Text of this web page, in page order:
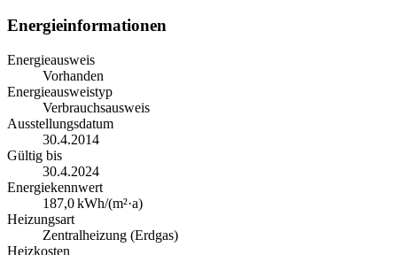
Energieinformationen
Energieausweis
Vorhanden
Energieausweistyp
Verbrauchsausweis
Ausstellungsdatum
30.4.2014
Gültig bis
30.4.2024
Energiekennwert
187,0kWh/(m²·a)
Heizungsart
Zentralheizung (Erdgas)
Heizkosten